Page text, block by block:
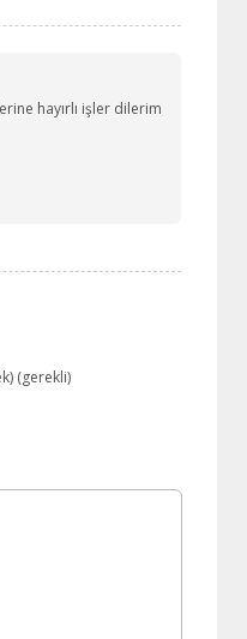
hayırlı işler dilerim
(gerekli)